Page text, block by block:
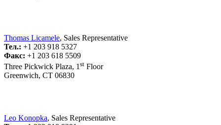
Thomas Licamele, Sales Representative
Тел.: +1 203 918 5327
Факс: +1 203 618 5509
Three Pickwick Plaza, 1 st Floor
Greenwich, CT 06830
Leo Konopka, Sales Representative